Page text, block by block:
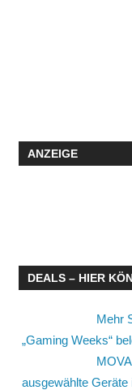
ANZEIGE
DEALS – HIER
Mehr
„Gaming Weeks“
ausgewählte Geräte